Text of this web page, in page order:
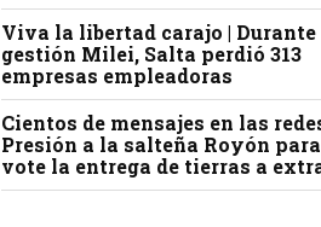
Viva la libertad carajo | Durante
gestión Milei, Salta perdió 313
empresas empleadoras
Cientos de mensajes en las
Presión a la salteña Royón
vote la entrega de tierras a